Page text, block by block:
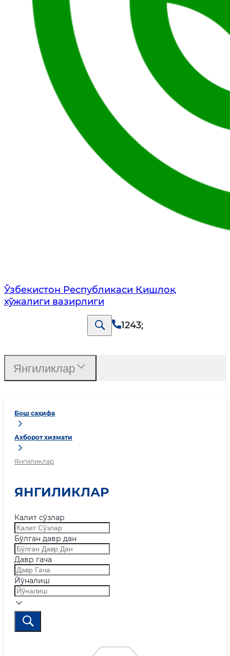
Ўзбекистон Республикаси Қишлоқ
хўжалиги вазирлиги
1243;
Бош саҳифа
Ахборот хизмати
Янгиликлар
ЯНГИЛИКЛАР
Калит сўзлар
Бўлган давр дан
Давр гача
Йўналиш
Янгиликлар